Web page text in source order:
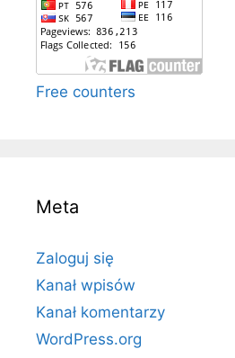
Free counters
Meta
Zaloguj się
Kanał wpisów
Kanał komentarzy
WordPress.org